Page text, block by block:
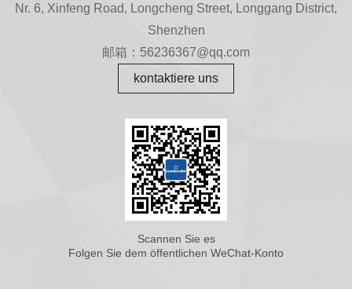
Nr. 6, Xinfeng Road, Longcheng Street, Longgang District,
Shenzhen
邮箱：56236367@qq.com
kontaktiere uns
Scannen Sie es
Folgen Sie dem öffentlichen WeChat-Konto